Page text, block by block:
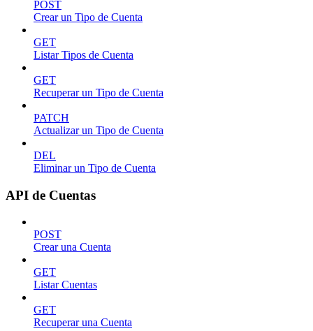
POST
Crear un Tipo de Cuenta
GET
Listar Tipos de Cuenta
GET
Recuperar un Tipo de Cuenta
PATCH
Actualizar un Tipo de Cuenta
DEL
Eliminar un Tipo de Cuenta
API de Cuentas
POST
Crear una Cuenta
GET
Listar Cuentas
GET
Recuperar una Cuenta